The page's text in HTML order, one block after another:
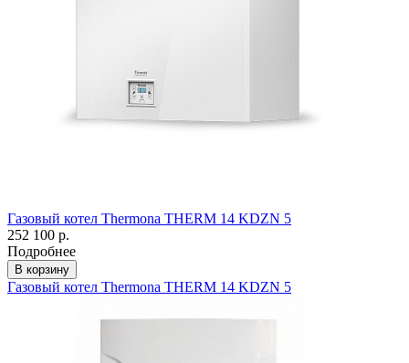
Газовый котел Thermona THERM 14 KDZN 5
252 100 р.
Подробнее
В корзину
Газовый котел Thermona THERM 14 KDZN 5